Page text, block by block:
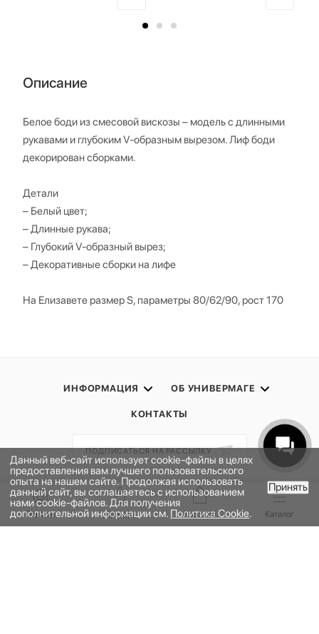
В КОРЗИНУ
Описание
Белое боди из смесовой вискозы – модель с длинными
рукавами и глубоким V-образным вырезом. Лиф боди
декорирован сборками.
Детали
– Белый цвет;
– Длинные рукава;
– Глубокий V-образный вырез;
– Декоративные сборки на лифе
На Елизавете размер S, параметры 80/62/90, рост 170
ИНФОРМАЦИЯ ОБ УНИВЕРМАГЕ
КОНТАКТЫ
ПОДПИСАТЬСЯ НА РАССЫЛКУ
ПОЛИТИКА КОНФИДЕНЦИАЛЬНОСТИ
ПУБЛИЧНАЯ ОФЕРТА
ПРОГРАММА ЛОЯЛЬНОСТИ
Данный веб-сайт использует cookie-файлы в целях
предоставления вам лучшего пользовательского
опыта на нашем сайте. Продолжая использовать
данный сайт, вы соглашаетесь с использованием
нами cookie-файлов. Для получения
дополнительной информации см. Политика Cookie.
Принять
Главная Бренды Корзина Каталог